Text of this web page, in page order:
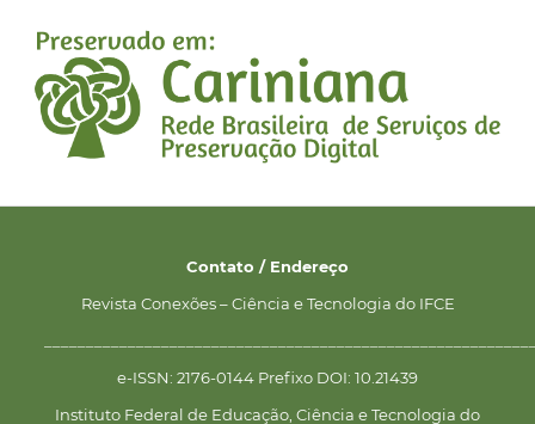
Contato / Endereço
Revista Conexões – Ciência e Tecnologia do IFCE
e-ISSN: 2176-0144 Prefixo DOI: 10.21439
Instituto Federal de Educação, Ciência e Tecnologia do